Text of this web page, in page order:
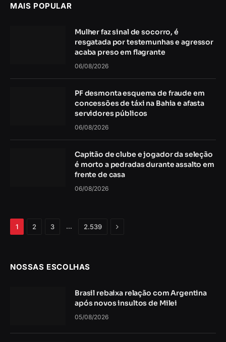
MAIS POPULAR
Mulher faz sinal de socorro, é
resgatada por testemunhas e agressor
acaba preso em flagrante
06/08/2026
PF desmonta esquema de fraude em
concessões de táxi na Bahia e afasta
servidores públicos
06/08/2026
Capitão de clube e jogador da seleção
é morto a pedradas durante assalto em
frente de casa
06/08/2026
1 2 3 … 2.539 Próximo
NOSSAS ESCOLHAS
Brasil rebaixa relação com Argentina
após novos insultos de Milei
05/08/2026